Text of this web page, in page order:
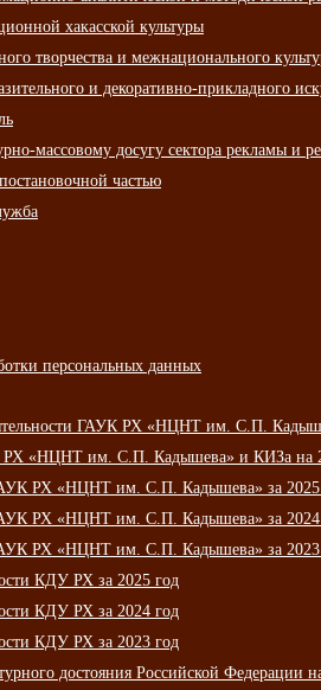
хакасской культуры
творчества и межнационального
и декоративно-прикладного
массовому досугу сектора рекламы и
частью
персональных данных
ГАУК РХ «НЦНТ им. С.П.
РХ «НЦНТ им. С.П. Кадышева» и КИЗа на
РХ «НЦНТ им. С.П. Кадышева» за 2025
РХ «НЦНТ им. С.П. Кадышева» за 2024
РХ «НЦНТ им. С.П. Кадышева» за 2023
КДУ РХ за 2025 год
КДУ РХ за 2024 год
КДУ РХ за 2023 год
достояния Российской Федерации